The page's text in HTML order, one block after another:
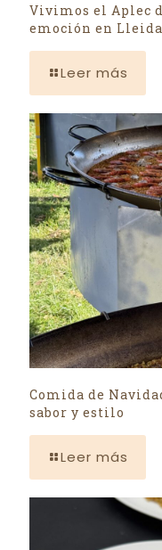
Vivimos el Aplec
emoción en Lleida
Leer más
Comida de
sabor y estilo
Leer más